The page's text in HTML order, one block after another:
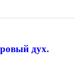
дух.